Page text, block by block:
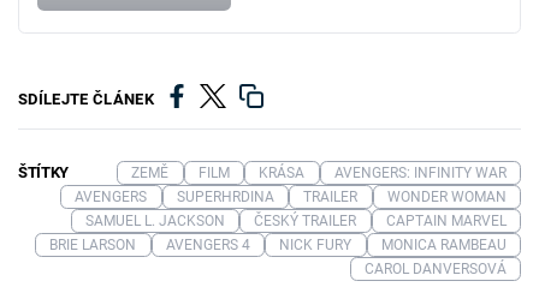
SDÍLEJTE ČLÁNEK
ŠTÍTKY ZEMĚ FILM KRÁSA
AVENGERS: INFINITY WAR
AVENGERS
SUPERHRDINA TRAILER
WONDER WOMAN
SAMUEL L. JACKSON
ČESKÝ TRAILER
CAPTAIN MARVEL
BRIE LARSON
AVENGERS 4 NICK FURY
MONICA RAMBEAU
CAROL DANVERSOVÁ